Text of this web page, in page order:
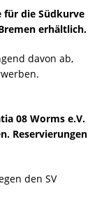
die Südkurve
erhältlich.
davon ab,
08 Worms e.V.
Reservierungen
den SV